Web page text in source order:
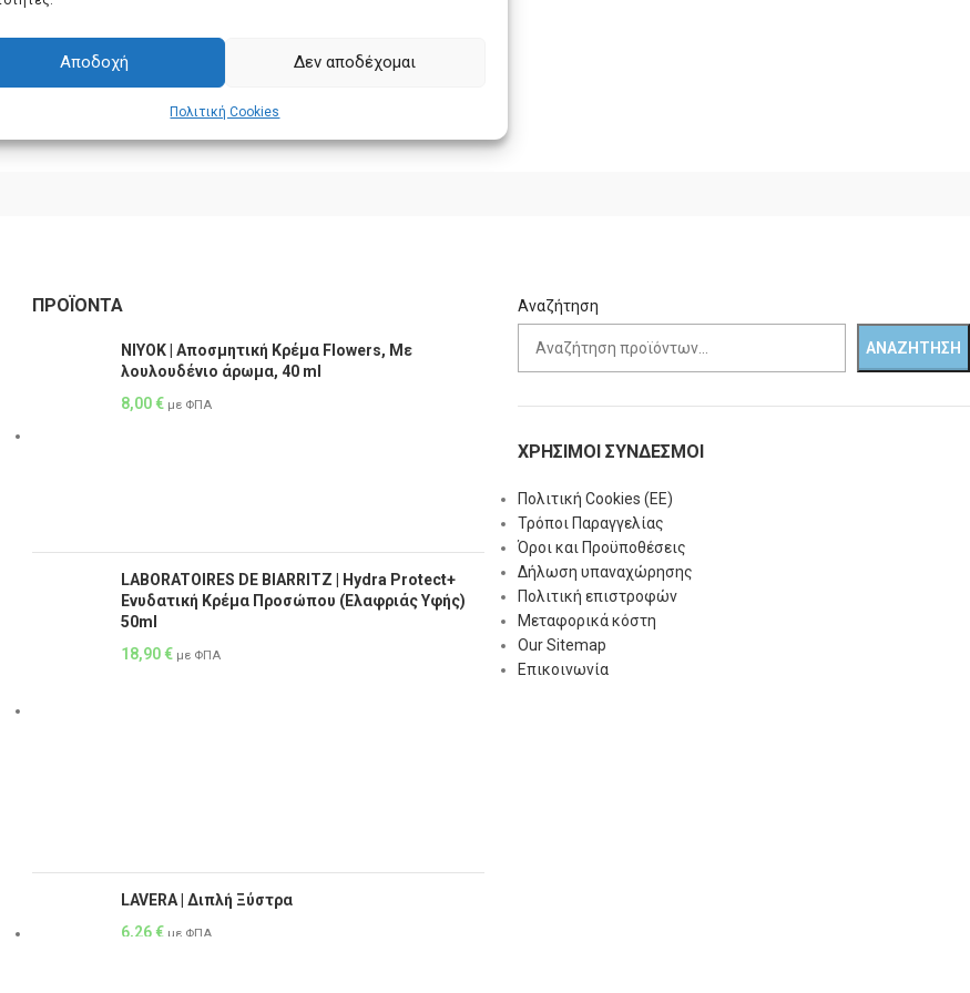
Αποδοχή Δεν αποδέχομαι
Πολιτική Cookies
ΠΡΟΪΌΝΤΑ
NIYOK | Αποσμητική Κρέμα Flowers, Με
λουλουδένιο άρωμα, 40 ml
8,00€ με ΦΠΑ
LABORATOIRES DE BIARRITZ | Hydra Protect+
Ενυδατική Κρέμα Προσώπου (Ελαφριάς Υφής)
50ml
18,90€ με ΦΠΑ
LAVERA | Διπλή Ξύστρα
6,26€ με ΦΠΑ
Αναζήτηση
ΑΝΑΖΉΤΗΣΗ
ΧΡΗΣΙΜΟΙ ΣΥΝΔΕΣΜΟΙ
Πολιτική Cookies (ΕΕ)
Τρόποι Παραγγελίας
Όροι και Προϋποθέσεις
Δήλωση υπαναχώρησης
Πολιτική επιστροφών
Μεταφορικά κόστη
Our Sitemap
Επικοινωνία